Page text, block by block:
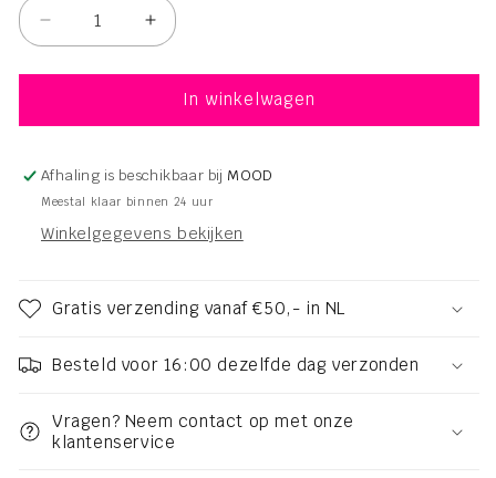
Aantal
verlagen
voor
Pillow
Green
60x70
Aantal
verhogen
voor
Beauty
Pillow
Green
60x70
In winkelwagen
Afhaling is beschikbaar bij MOOD
Meestal klaar binnen 24 uur
Winkelgegevens bekijken
Gratis verzending vanaf €50,- in NL
Besteld voor 16:00 dezelfde dag verzonden
Vragen? Neem contact op met onze
klantenservice